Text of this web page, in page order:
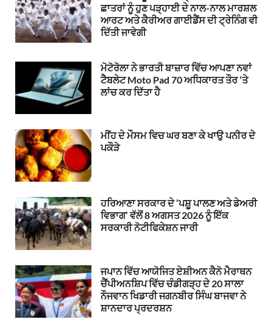
ਛਾਤਰਾਂ ਨੂੰ ਹੁਣ ਪੜ੍ਹਾਈ ਦੇ ਨਾਲ-ਨਾਲ ਮਾਰਸ਼ਲ
ਆਰਟ ਅਤੇ ਕੈਰੀਅਰ ਗਾਈਡੈਂਸ ਦੀ ਟ੍ਰੇਨਿੰਗ ਵੀ
ਦਿੱਤੀ ਜਾਵੇਗੀ
ਮੋਟੋਰੋਲਾ ਨੇ ਭਾਰਤੀ ਬਾਜ਼ਾਰ ਵਿੱਚ ਆਪਣਾ ਨਵਾਂ
ਟੈਬਲੇਟ Moto Pad 70 ਅਧਿਕਾਰਤ ਤੌਰ ‘ਤੇ
ਲਾਂਚ ਕਰ ਦਿੱਤਾ ਹੈ
ਮੀਂਹ ਦੇ ਮੌਸਮ ਵਿਚ ਘਰ ਬਣਾ ਕੇ ਖਾਉ ਪਨੀਰ ਦੇ
ਪਕੌੜੇ
ਹਰਿਆਣਾ ਸਰਕਾਰ ਦੇ ‘ਪਸ਼ੂ ਪਾਲਣ ਅਤੇ ਡੇਅਰੀ
ਵਿਭਾਗ’ ਵੱਲੋਂ 8 ਅਗਸਤ 2026 ਨੂੰ ਇੱਕ
ਸਰਕਾਰੀ ਨੋਟੀਫਿਕੇਸ਼ਨ ਜਾਰੀ
ਜਪਾਨ ਵਿੱਚ ਆਯੋਜਿਤ ਏਸ਼ੀਅਨ ਕੈਨੋ ਮੈਰਾਥਨ
ਚੈਂਪੀਅਨਸ਼ਿਪ ਵਿੱਚ ਚੰਡੀਗੜ੍ਹ ਦੇ 20 ਸਾਲਾ
ਨੌਜਵਾਨ ਖਿਡਾਰੀ ਜਗਨਬੀਰ ਸਿੰਘ ਬਾਜਵਾ ਨੇ
ਸ਼ਾਨਦਾਰ ਪ੍ਰਦਰਸ਼ਨ